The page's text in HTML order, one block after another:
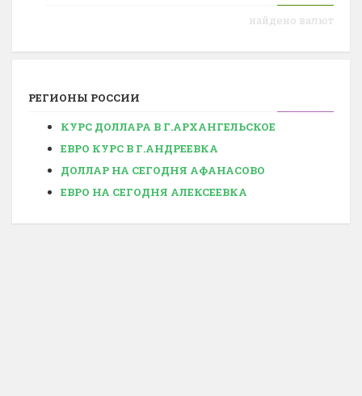
найдено валют
РЕГИОНЫ РОССИИ
КУРС ДОЛЛАРА В Г.АРХАНГЕЛЬСКОЕ
ЕВРО КУРС В Г.АНДРЕЕВКА
ДОЛЛАР НА СЕГОДНЯ АФАНАСОВО
ЕВРО НА СЕГОДНЯ АЛЕКСЕЕВКА